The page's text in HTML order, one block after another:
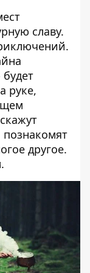
славу.
руке,
познакомят
другое.